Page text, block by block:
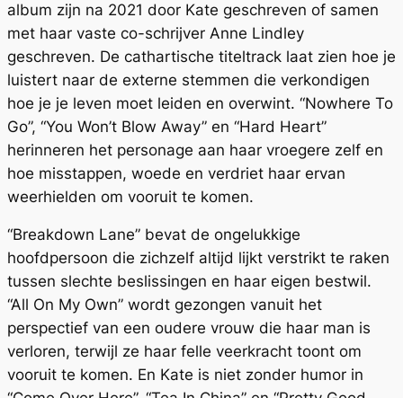
album zijn na 2021 door Kate geschreven of samen
met haar vaste co-schrijver Anne Lindley
geschreven. De cathartische titeltrack laat zien hoe je
luistert naar de externe stemmen die verkondigen
hoe je je leven moet leiden en overwint. “Nowhere To
Go”, “You Won’t Blow Away” en “Hard Heart”
herinneren het personage aan haar vroegere zelf en
hoe misstappen, woede en verdriet haar ervan
weerhielden om vooruit te komen.
“Breakdown Lane” bevat de ongelukkige
hoofdpersoon die zichzelf altijd lijkt verstrikt te raken
tussen slechte beslissingen en haar eigen bestwil.
“All On My Own” wordt gezongen vanuit het
perspectief van een oudere vrouw die haar man is
verloren, terwijl ze haar felle veerkracht toont om
vooruit te komen. En Kate is niet zonder humor in